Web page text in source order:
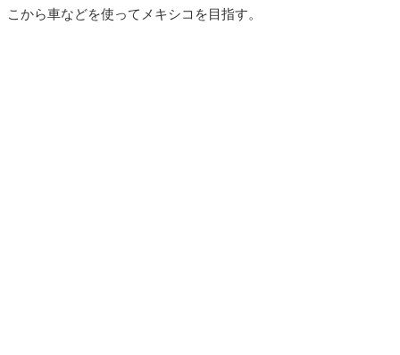
こから車などを使ってメキシコを目指す。